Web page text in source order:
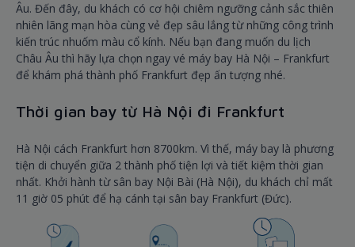
Âu. Đến đây, du khách có cơ hội chiêm ngưỡng cảnh sắc thiên
nhiên lãng mạn hòa cùng vẻ đẹp sâu lắng từ những công trình
kiến trúc nhuốm màu cổ kính. Nếu bạn đang muốn du lịch
Châu Âu thì hãy lựa chọn ngay vé máy bay Hà Nội – Frankfurt
để khám phá thành phố Frankfurt đẹp ấn tượng nhé.
Thời gian bay từ Hà Nội đi Frankfurt
Hà Nội cách Frankfurt hơn 8700km. Vì thế, máy bay là phương
tiện di chuyển giữa 2 thành phố tiện lợi và tiết kiệm thời gian
nhất. Khởi hành từ sân bay Nội Bài (Hà Nội), du khách chỉ mất
11 giờ 05 phút để hạ cánh tại sân bay Frankfurt (Đức).